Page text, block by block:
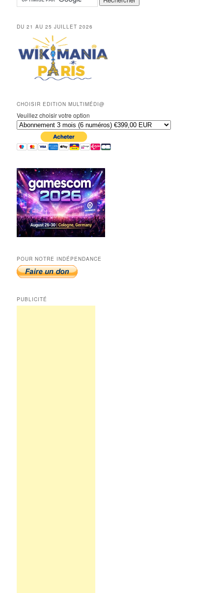
DU 21 AU 25 JUILLET 2026
CHOISIR EDITION MULTIMÉDI@
Veuillez choisir votre option
POUR NOTRE INDÉPENDANCE
PUBLICITÉ